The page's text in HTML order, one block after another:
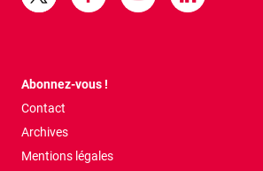
Abonnez-vous !
Contact
Archives
Mentions légales